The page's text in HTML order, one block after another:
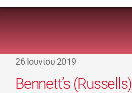
26 Ιουνίου 2019
Bennett’s (Russells)